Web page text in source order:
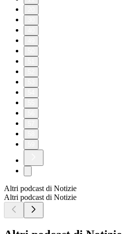
Altri podcast di Notizie
Altri podcast di Notizie